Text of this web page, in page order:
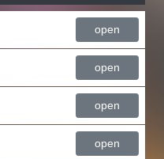
open
open
open
open